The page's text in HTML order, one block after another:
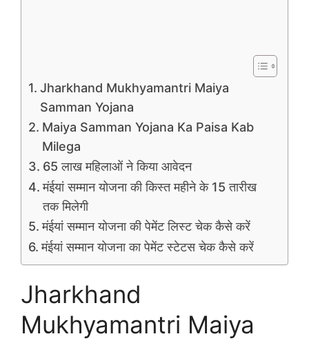
Jharkhand Mukhyamantri Maiya
Samman Yojana
Maiya Samman Yojana Ka Paisa Kab
Milega
65 लाख महिलाओं ने किया आवेदन
मंईयां सम्मान योजना की किस्त महीने के 15 तारीख
तक मिलेगी
मंईयां सम्मान योजना की पेमेंट लिस्ट चेक कैसे करें
मंईयां सम्मान योजना का पेमेंट स्टेटस चेक कैसे करें
Jharkhand
Mukhyamantri Maiya